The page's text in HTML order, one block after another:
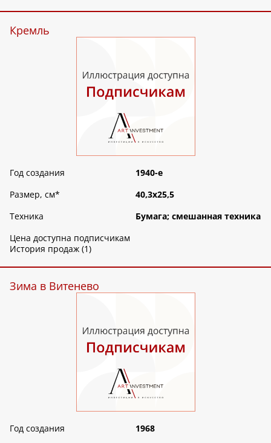
Кремль
Год создания
1940-е
Размер, см*
40,3х25,5
Техника
Бумага; смешанная техника
Цена доступна подписчикам
История продаж (1)
Зима в Витенево
Год создания
1968